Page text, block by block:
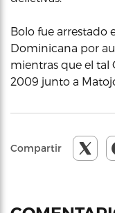
Bolo fue arrestado
Dominicana por
mientras que el tal
2009 junto a
Compartir